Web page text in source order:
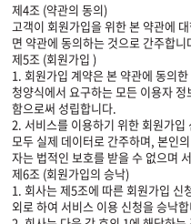
제4조 (약관의 동의)
고객이 회원가입을 위한 본 약관에
면 약관에 동의하는 것으로 간주합니
제5조 (회원가입 )
1. 회원가입 계약은 본 약관에 동의
청양식에서 요구하는 모든 이용자
함으로써 성립합니다.
2. 서비스를 이용하기 위한 회원가
모두 실제 데이터로 간주하며, 본인
자는 법적인 보호를 받을 수 없으며
제6조 (회원가입의 승낙)
1. 회사는 제5조에 따른 회원가입 신
외로 하여 서비스 이용 신청을 승낙